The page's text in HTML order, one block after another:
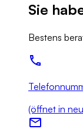
Sie
Bestens
(öffnet in